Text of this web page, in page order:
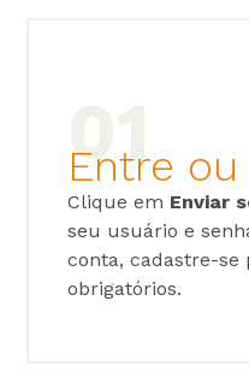
Entre
Clique em Enviar
seu usuário e
conta, cadastre-se
obrigatórios.